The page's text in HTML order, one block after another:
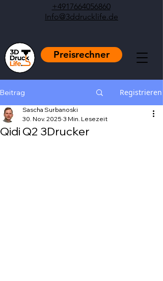
+4917664056860
Info@3ddrucklife.de
Preisrechner
Beitrag Registrieren
Qidi Q2 3Drucker
Sascha Surbanoski
30. Nov. 2025 3 Min. Lesezeit